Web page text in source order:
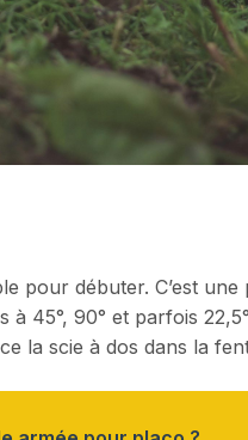
pour débuter. C’est
45°, 90° et parfois
la scie à dos dans la